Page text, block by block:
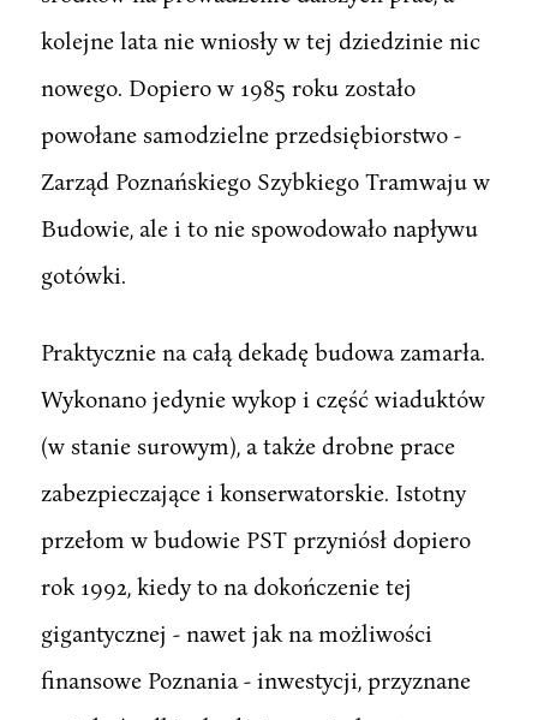
kolejne lata nie wniosły w tej dziedzinie nic
nowego. Dopiero w 1985 roku zostało
powołane samodzielne przedsiębiorstwo -
Zarząd Poznańskiego Szybkiego Tramwaju w
Budowie, ale i to nie spowodowało napływu
gotówki.
Praktycznie na całą dekadę budowa zamarła.
Wykonano jedynie wykop i część wiaduktów
(w stanie surowym), a także drobne prace
zabezpieczające i konserwatorskie. Istotny
przełom w budowie PST przyniósł dopiero
rok 1992, kiedy to na dokończenie tej
gigantycznej - nawet jak na możliwości
finansowe Poznania - inwestycji, przyznane